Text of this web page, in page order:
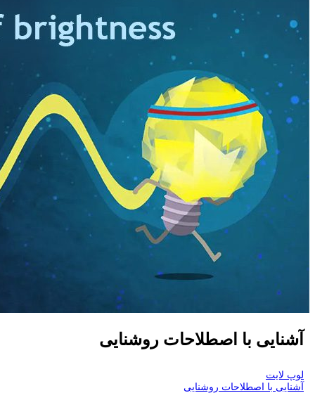
آشنایی با اصطلاحات روشنایی
لوپ لایت
آشنایی با اصطلاحات روشنایی